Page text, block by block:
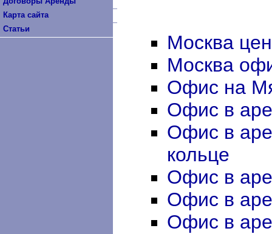
Карта сайта
Статьи
Москва
Москва
Офис на
Офис в
Офис в
кольце
Офис в
Офис в
Офис в